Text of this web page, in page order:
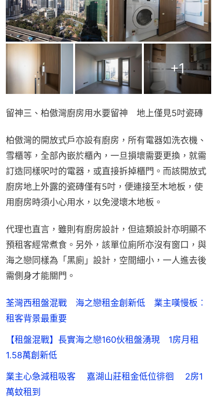
+1
留神三、柏傲灣廚房用水要留神　地上僅見5吋瓷磚
柏傲灣的開放式戶亦設有廚房，所有電器如洗衣機、
雪櫃等，全部內嵌於櫃內，一旦損壞需要更換，就需
訂造同樣呎吋的電器，或直接拆掉櫃門。而該開放式
廚房地上外露的瓷磚僅有5吋，便連接至木地板，使
用廚房時須小心用水，以免浸壞木地板。
代理也直言，雖則有廚房設計，但這類設計亦明顯不
預租客經常煮食。另外，該單位廁所亦沒有窗口，與
海之戀同樣為「黑廁」設計，空間細小，一人進去後
需側身才能關門。
荃灣西租盤混戰 海之戀租金創新低 業主嘆慢板︰
租客背景最重要
【租盤混戰】長實海之戀160伙租盤湧現 1房月租
1.58萬創新低
業主心急減租吸客 嘉湖山莊租金低位徘徊 2房1
萬蚊租到